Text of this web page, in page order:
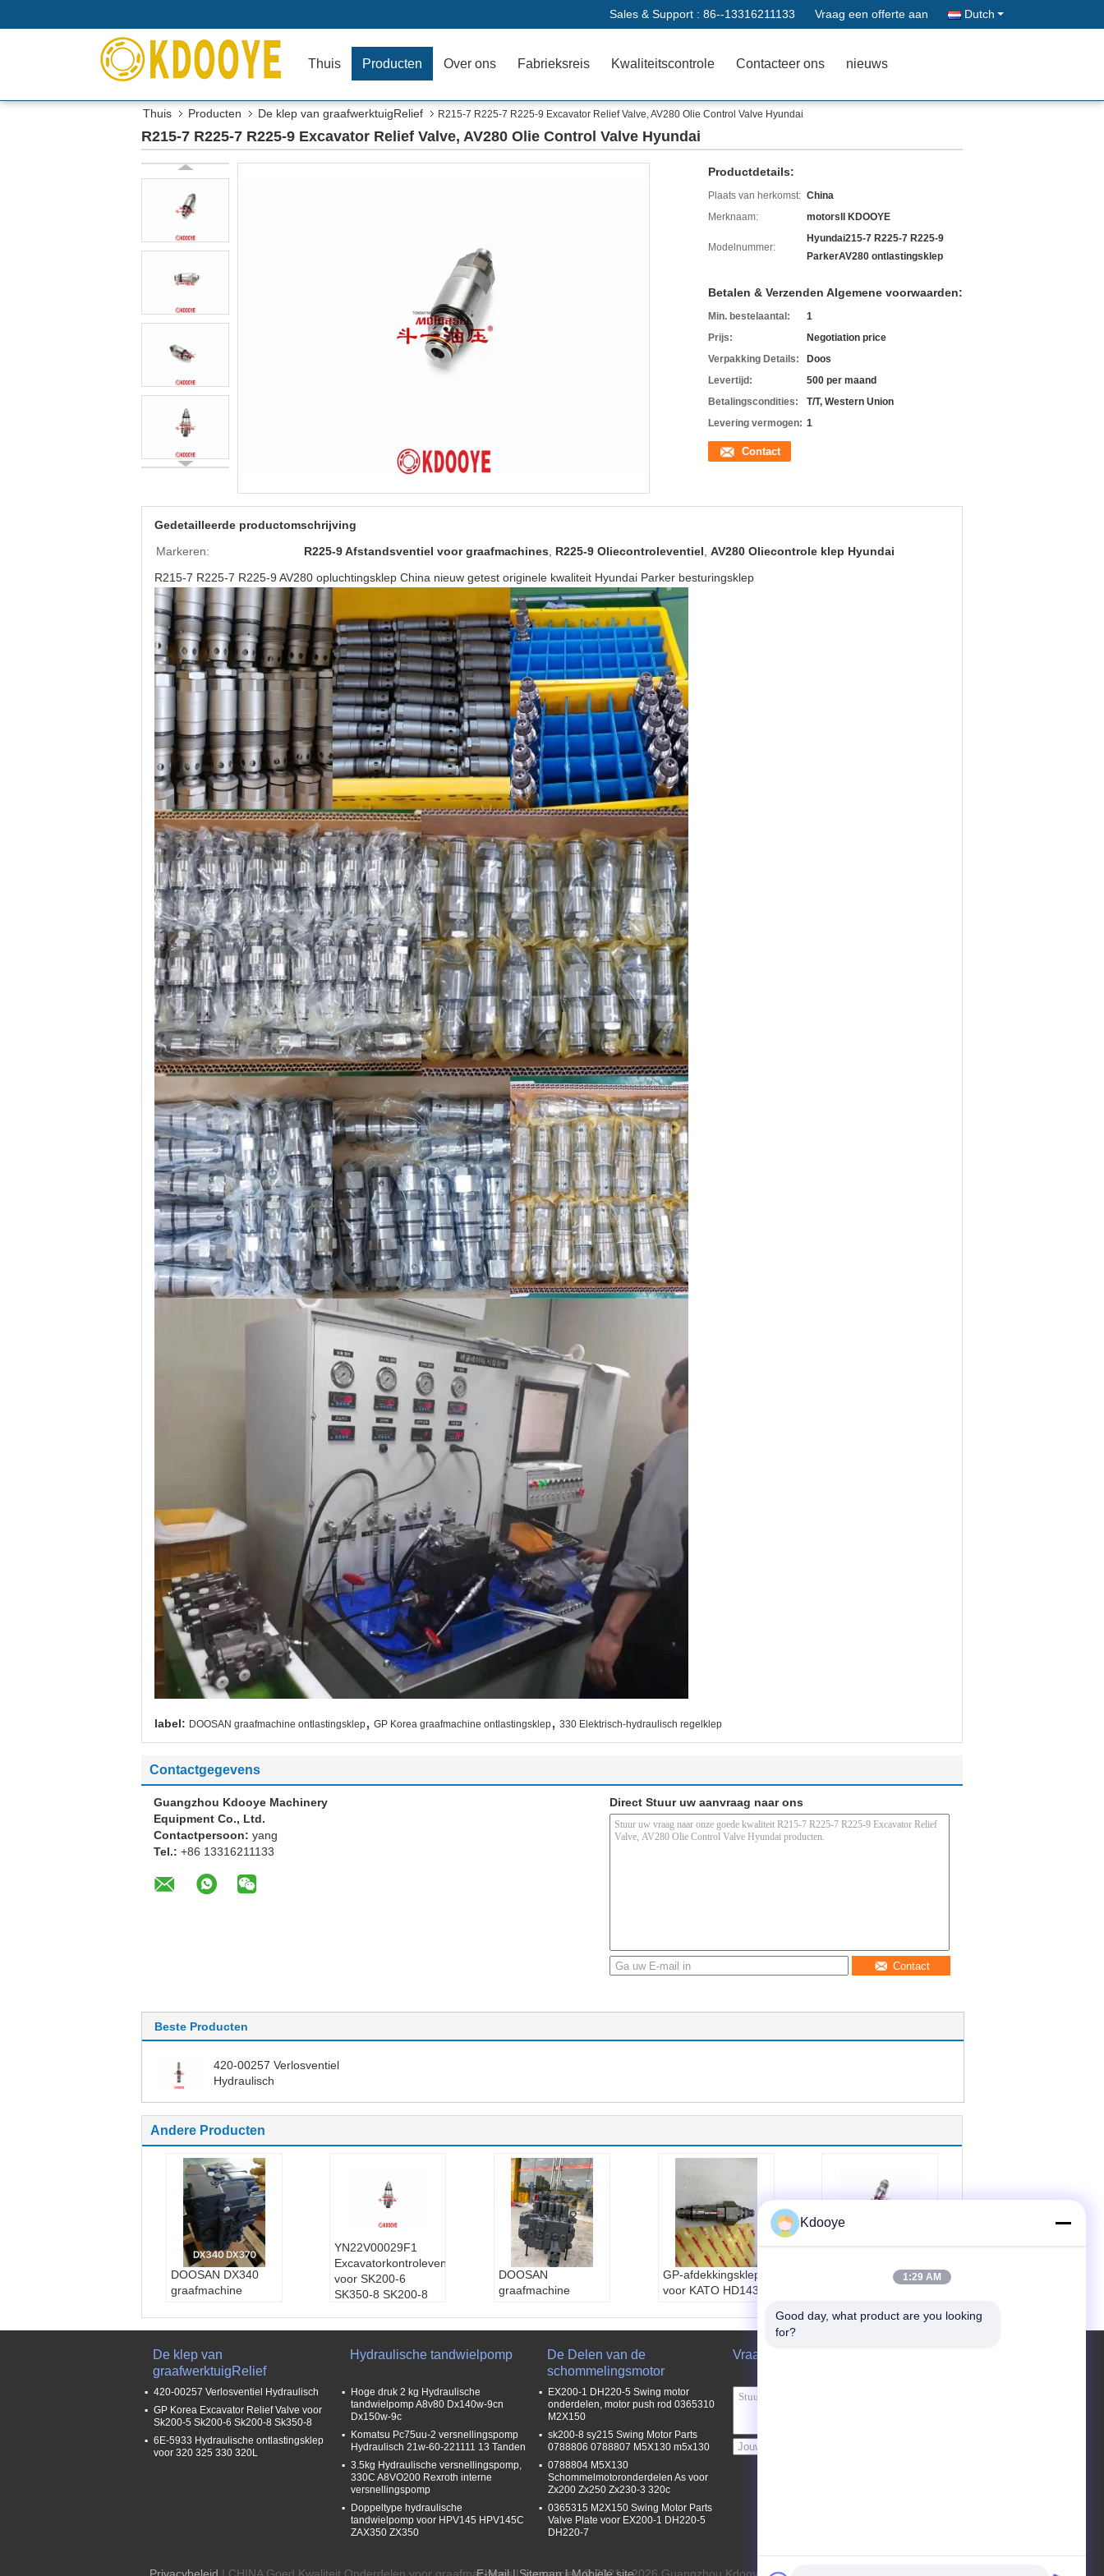
Sales & Support : 86--13316211133 Vraag een offerte aan Dutch
Thuis Producten Over ons Fabrieksreis Kwaliteitscontrole Contacteer ons nieuws
Thuis Producten De klep van graafwerktuigRelief R215-7 R225-7 R225-9 Excavator Relief Valve, AV280 Olie Control Valve Hyundai
R215-7 R225-7 R225-9 Excavator Relief Valve, AV280 Olie Control Valve Hyundai
Productdetails:
Plaats van herkomst: China
Merknaam:
motorsll KDOOYE
Modelnummer:
Hyundai215-7 R225-7 R225-9
ParkerAV280 ontlastingsklep
Betalen & Verzenden Algemene voorwaarden:
Min. bestelaantal:
1
Prijs:
Negotiation price
Verpakking Details:
Doos
Levertijd:
500 per maand
Betalingscondities:
T/T, Western Union
Levering vermogen: 1
Contact
Gedetailleerde productomschrijving
Markeren:
R225-9 Afstandsventiel voor graafmachines R225-9 Oliecontroleventiel AV280 Oliecontrole klep Hyundai
R215-7 R225-7 R225-9 AV280 opluchtingsklep China nieuw getest originele kwaliteit Hyundai Parker besturingsklep
label: DOOSAN graafmachine ontlastingsklep, GP Korea graafmachine ontlastingsklep, 330 Elektrisch-hydraulisch regelklep
Contactgegevens
Guangzhou Kdooye Machinery
Equipment Co., Ltd.
Contactpersoon: yang
Tel.: +86 13316211133
Direct Stuur uw aanvraag naar ons
Contact
Beste Producten
420-00257 Verlosventiel
Hydraulisch
Andere Producten
DOOSAN DX340
graafmachine
Hydraulische
K1002989A 410105-
00575
YN22V00029F1
Excavatorkontroleventiel
voor SK200-6
SK350-8 SK200-8
DOOSAN
graafmachine
DH220-5 DH220-7
GP-afdekkingsklep
voor KATO HD1430
SUMITOMO SH460-
DOOSAN
ontlastingsklep,
Hydraulische
drukregelaar klep
De klep van
graafwerktuigRelief
420-00257 Verlosventiel Hydraulisch
GP Korea Excavator Relief Valve voor
Sk200-5 Sk200-6 Sk200-8 Sk350-8
6E-5933 Hydraulische ontlastingsklep
voor 320 325 330 320L
Hydraulische tandwielpomp
Hoge druk 2 kg Hydraulische
tandwielpomp A8v80 Dx140w-9cn
Dx150w-9c
Komatsu Pc75uu-2 versnellingspomp
Hydraulisch 21w-60-221111 13 Tanden
3.5kg Hydraulische versnellingspomp,
330C A8VO200 Rexroth interne
versnellingspomp
Doppeltype hydraulische
tandwielpomp voor HPV145 HPV145C
ZAX350 ZX350
De Delen van de
schommelingsmotor
EX200-1 DH220-5 Swing motor
onderdelen, motor push rod 0365310
M2X150
sk200-8 sy215 Swing Motor Parts
0788806 0788807 M5X130 m5x130
0788804 M5X130
Schommelmotoronderdelen As voor
Zx200 Zx250 Zx230-3 320c
0365315 M2X150 Swing Motor Parts
Valve Plate voor EX200-1 DH220-5
DH220-7
Vraag een offerte aan
Kdooye
1:29 AM
Good day, what product are you looking
for?